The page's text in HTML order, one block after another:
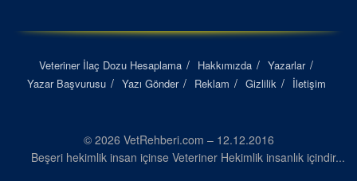
Veteriner İlaç Dozu Hesaplama Hakkımızda
Yazarlar
Yazar Başvurusu
Yazı Gönder Reklam Gizlilik İletişim
© 2026 VetRehberi.com – 12.12.2016
Beşeri hekimlik insan içinse Veteriner Hekimlik insanlık içindir...